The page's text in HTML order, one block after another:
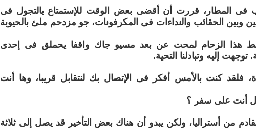
فى المطار، قررت أن أقضى بعض الوقت للإستمتاع بالتجول فى
وبين الحقائب والنداءات فى المكرفونات، جو مزدحم ملئ بالحيوبة
هذا الزحام لمحت عن بعد مسيو جاك واقفا يحملق فى إحدى
توجهت إليه وتبادلنا التحية.
فلقد كنت بالأمس أفكر فى الإتصال بك لنتقابل قريبا، وها أنت
أنت على سفر ؟
من أستراليا، ولكن يبدو أن هناك بعض التأخير قد يصل إلى ثلاثة